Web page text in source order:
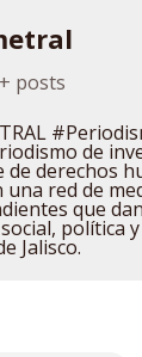
+ posts
de
de derechos
una red de
que
política
Jalisco.